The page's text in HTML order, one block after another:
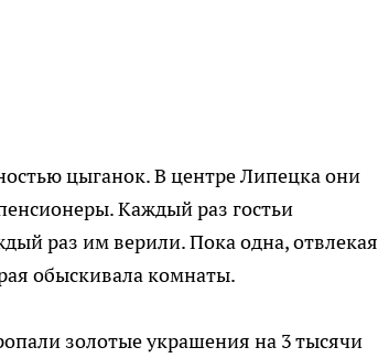
цыганок. В центре Липецка они
Каждый раз гостьи
раз им верили. Пока одна, отвлекая
обыскивала комнаты.
золотые украшения на 3 тысячи